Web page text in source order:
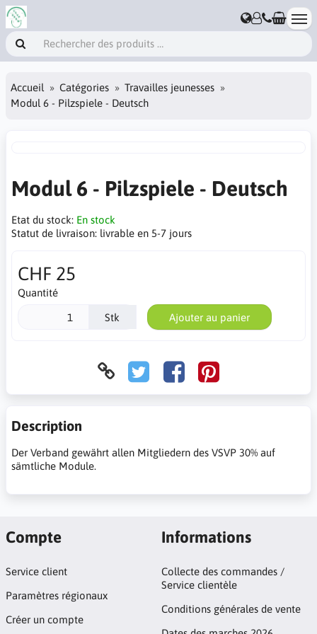
Accueil Catégories
Travailles jeunesses
Modul 6 - Pilzspiele - Deutsch
Modul 6 - Pilzspiele - Deutsch
Etat du stock: En stock
Statut de livraison: livrable en 5-7 jours
CHF 25
Quantité
Stk Ajouter au panier
Description
Der Verband gewährt allen Mitgliedern des VSVP 30% auf
sämtliche Module.
Compte
Service client
Paramètres régionaux
Créer un compte
Informations
Collecte des commandes /
Service clientèle
Conditions générales de vente